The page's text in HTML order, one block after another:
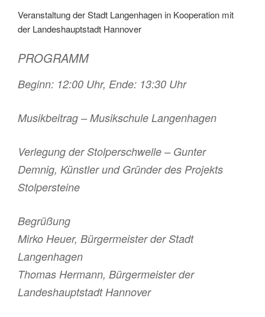
Veranstaltung der Stadt Langenhagen in Kooperation mit
der Landeshauptstadt Hannover
PROGRAMM
Beginn: 12:00 Uhr, Ende: 13:30 Uhr
Musikbeitrag – Musikschule Langenhagen
Verlegung der Stolperschwelle – Gunter
Demnig, Künstler und Gründer des Projekts
Stolpersteine
Begrüßung
Mirko Heuer, Bürgermeister der Stadt
Langenhagen
Thomas Hermann, Bürgermeister der
Landeshauptstadt Hannover